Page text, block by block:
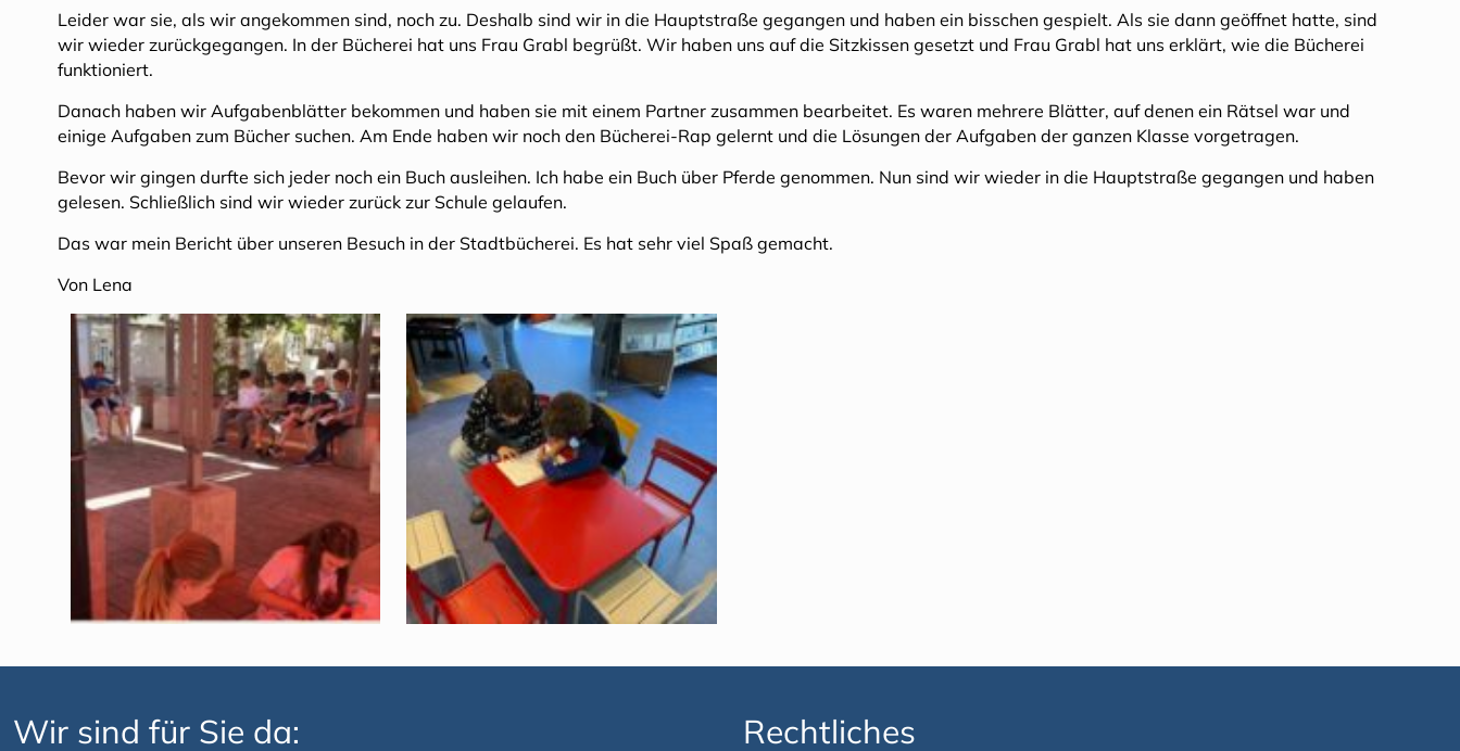
Leider war sie, als wir angekommen sind, noch zu. Deshalb sind wir in die Hauptstraße gegangen und haben ein bisschen gespielt. Als sie dann geöffnet hatte, sind
wir wieder zurückgegangen. In der Bücherei hat uns Frau Grabl begrüßt. Wir haben uns auf die Sitzkissen gesetzt und Frau Grabl hat uns erklärt, wie die Bücherei
funktioniert.
Danach haben wir Aufgabenblätter bekommen und haben sie mit einem Partner zusammen bearbeitet. Es waren mehrere Blätter, auf denen ein Rätsel war und
einige Aufgaben zum Bücher suchen. Am Ende haben wir noch den Bücherei-Rap gelernt und die Lösungen der Aufgaben der ganzen Klasse vorgetragen.
Bevor wir gingen durfte sich jeder noch ein Buch ausleihen. Ich habe ein Buch über Pferde genommen. Nun sind wir wieder in die Hauptstraße gegangen und haben
gelesen. Schließlich sind wir wieder zurück zur Schule gelaufen.
Das war mein Bericht über unseren Besuch in der Stadtbücherei. Es hat sehr viel Spaß gemacht.
Von Lena
Wir sind für Sie da: Rechtliches